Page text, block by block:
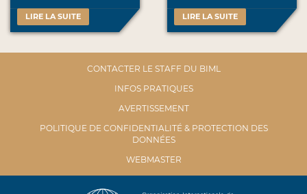
LIRE LA SUITE LIRE LA SUITE
CONTACTER LE STAFF DU BIML
INFOS PRATIQUES
AVERTISSEMENT
POLITIQUE DE CONFIDENTIALITÉ & PROTECTION DES
DONNÉES
WEBMASTER